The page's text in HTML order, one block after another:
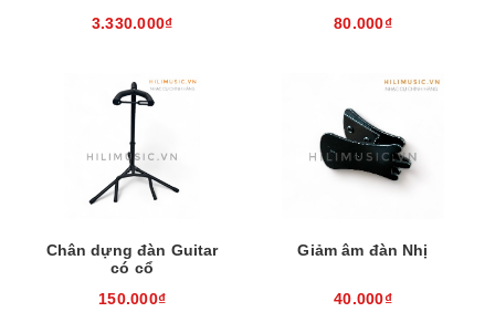
3.330.000₫ 80.000₫
Chân dựng đàn Guitar
có cổ
150.000₫
Giảm âm đàn Nhị
40.000₫